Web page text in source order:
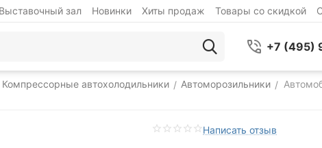
Выставочный зал Новинки Хиты продаж Товары со скидкой
+7 (495)
Компрессорные автохолодильники / Автоморозильники /
Написать отзыв